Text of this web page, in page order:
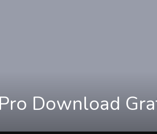
Download